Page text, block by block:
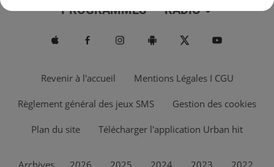
PROGRAMMES RADIO
Revenir à l'accueil Mentions Légales I CGU
Règlement général des jeux SMS Gestion des cookies
Plan du site Télécharger l'application Urban hit
Archives 2026 2025 2024 2023 2022